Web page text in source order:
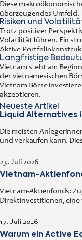
Diese
überzeugendes Umfeld.
Risiken und
Trotz positiver
Volatilität führen. Ein
Aktive
Langfristige
Vietnam steht am
der vietnamesischen
Vietnam Börse
akzeptieren.
Neueste Artikel
Liquid Alternatives
23. Juli 2026
Die meisten
und verkaufen kann.
Vietnam-
17. Juli 2026
Vietnam-Aktienfonds:
Direktinvestitionen,
Warum ein Active